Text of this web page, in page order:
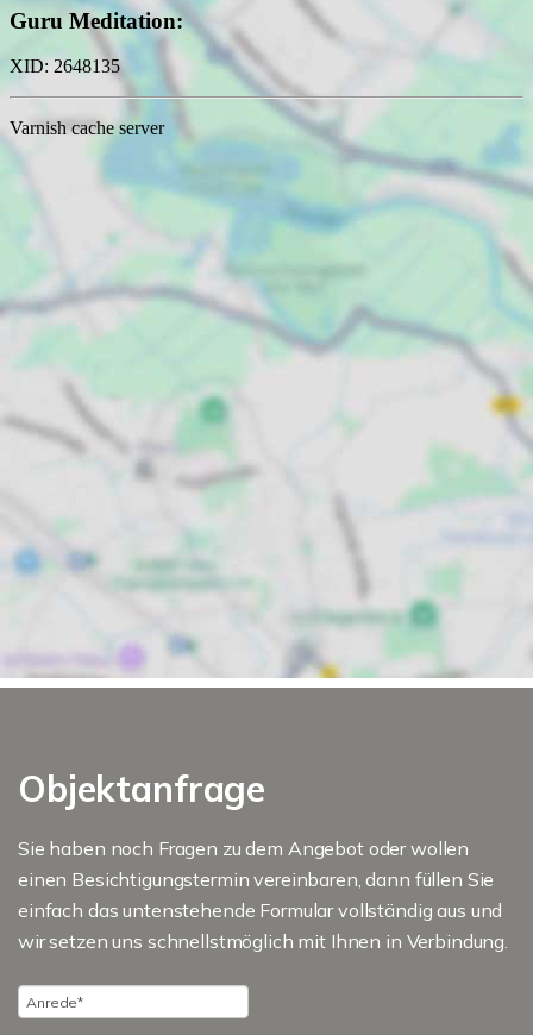
Objektanfrage
Sie haben noch Fragen zu dem Angebot oder wollen
einen Besichtigungstermin vereinbaren, dann füllen Sie
einfach das untenstehende Formular vollständig aus und
wir setzen uns schnellstmöglich mit Ihnen in Verbindung.